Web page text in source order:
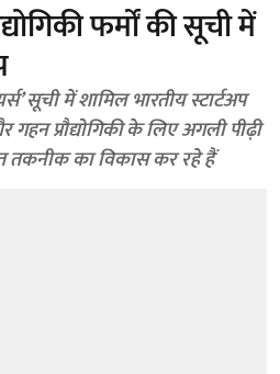
फर्मों की सूची में
सूची में शामिल भारतीय स्टार्टअप
प्रौद्योगिकी के लिए अगली पीढ़ी
तकनीक का विकास कर रहे हैं